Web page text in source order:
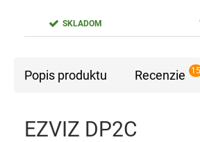
SKLADOM
Popis produktu Recenzie 15
EZVIZ DP2C